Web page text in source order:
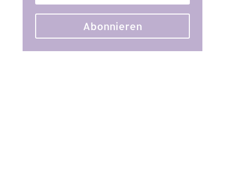
Abonnieren